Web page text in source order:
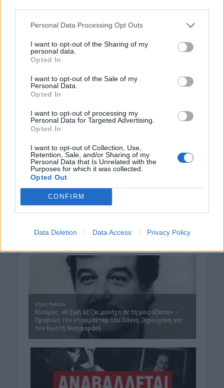
Personal Data Processing Opt Outs
I want to opt-out of the Sharing of my
personal data.
Opted In
I want to opt-out of the Sale of my
Personal Data.
Opted In
I want to opt-out of processing my
Personal Data for Targeted Advertising.
Opted In
I want to opt-out of Collection, Use,
Retention, Sale, and/or Sharing of my
Personal Data that Is Unrelated with the
Purposes for which it was collected.
Opted Out
CONFIRM
Data Deletion Data Access Privacy Policy